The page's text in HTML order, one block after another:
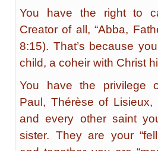
You have the right to
Creator of all, “Abba,
8:15). That’s because
child, a coheir with Christ
You have the privilege
Paul, Thérèse of Lisieux,
and every other saint
sister. They are your